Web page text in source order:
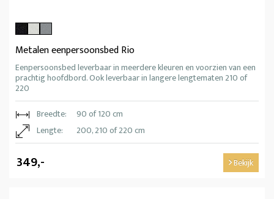
Metalen eenpersoonsbed Rio
Eenpersoonsbed leverbaar in meerdere kleuren en voorzien van een
prachtig hoofdbord. Ook leverbaar in langere lengtematen 210 of
220
Breedte:
90 of 120 cm
Lengte:
200, 210 of 220 cm
349,- Bekijk